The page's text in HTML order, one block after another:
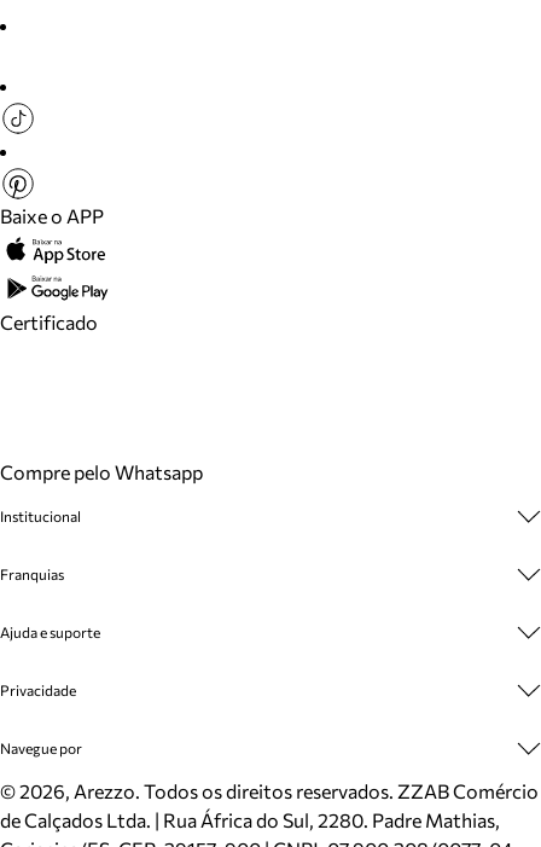
Baixe o APP
Certificado
Compre pelo Whatsapp
Institucional
Cashback
Venda Corporativa
Mapa do Site
Inverno
Mundo Arezzo
Franquias
Plano de Negócio
Ajuda e suporte
Cadastro
Meus Pedidos
Trocas e Devoluções
Cartão Presente
Privacidade
Politica e Privacidade
Navegue por
Sapatos
Bolsas
©2026, Arezzo. Todos os direitos reservados. ZZAB Comércio
de Calçados Ltda. | Rua África do Sul, 2280. Padre Mathias,